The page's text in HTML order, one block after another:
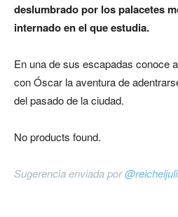
deslumbrado por los palacetes
internado en el que estudia.
En una de sus escapadas conoce
con Óscar la aventura de
del pasado de la ciudad.
No products found.
Sugerencia enviada por